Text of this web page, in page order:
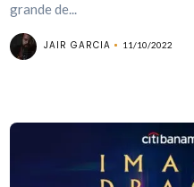
grande de...
JAIR GARCIA 11/10/2022